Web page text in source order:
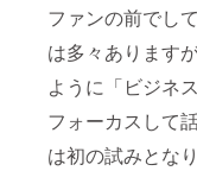
ファンの前でし
は多々あります
ように「ビジネ
フォーカスして
は初の試みとなり